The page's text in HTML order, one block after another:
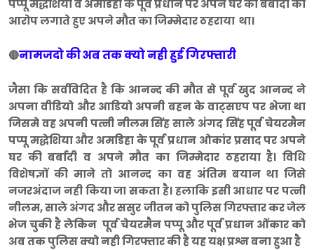
पप्पू मद्धेशिया व अमडिहा के पूर्व प्रधान पर अपने घर की बर्बादी का
आरोप लगाते हुए अपने मौत का जिम्मेदार ठहराया था।
🔴नामजदो की अब तक क्यो नही हुई गिरफ्तारी
जैसा कि सर्वविदित है कि आनन्द की मौत से पूर्व खुद आनन्द ने
अपना वीडियो और आडियो अपनी बहन के वाट्सएप पर भेजा था
जिसमे वह अपनी पत्नी नीलम सिंह साले अंगद सिंह पूर्व चेयरमैन
पप्पू मद्धेशिया और अमडिहा के पूर्व प्रधान ओकांर प्रसाद पर अपने
घर की बर्बादी व अपने मौत का जिम्मेदार ठहराया है। विधि
विशेषज्ञों की माने तो आनन्द का वह अंतिम बयान था जिसे
नजरअंदाज नही किया जा सकता है। हलाकि इसी आधार पर पत्नी
नीलम, साले अंगद और ससुर जीतन को पुलिस गिरफ्तार कर जेल
भेज चुकी है लेकिन पूर्व चेयरमैन पप्पू और पूर्व प्रधान ओंकार को
अब तक पुलिस क्यो नही गिरफ्तार की है यह यक्ष प्रश्न बना हुआ है